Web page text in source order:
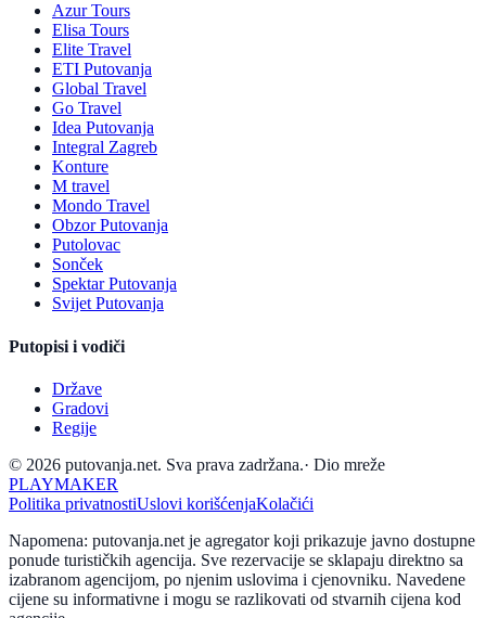
Azur Tours
Elisa Tours
Elite Travel
ETI Putovanja
Global Travel
Go Travel
Idea Putovanja
Integral Zagreb
Konture
M travel
Mondo Travel
Obzor Putovanja
Putolovac
Sonček
Spektar Putovanja
Svijet Putovanja
Putopisi i vodiči
Države
Gradovi
Regije
© 2026 putovanja.net. Sva prava zadržana.· Dio mreže
PLAYMAKER
Politika privatnostiUslovi korišćenjaKolačići
Napomena: putovanja.net je agregator koji prikazuje javno dostupne
ponude turističkih agencija. Sve rezervacije se sklapaju direktno sa
izabranom agencijom, po njenim uslovima i cjenovniku. Navedene
cijene su informativne i mogu se razlikovati od stvarnih cijena kod